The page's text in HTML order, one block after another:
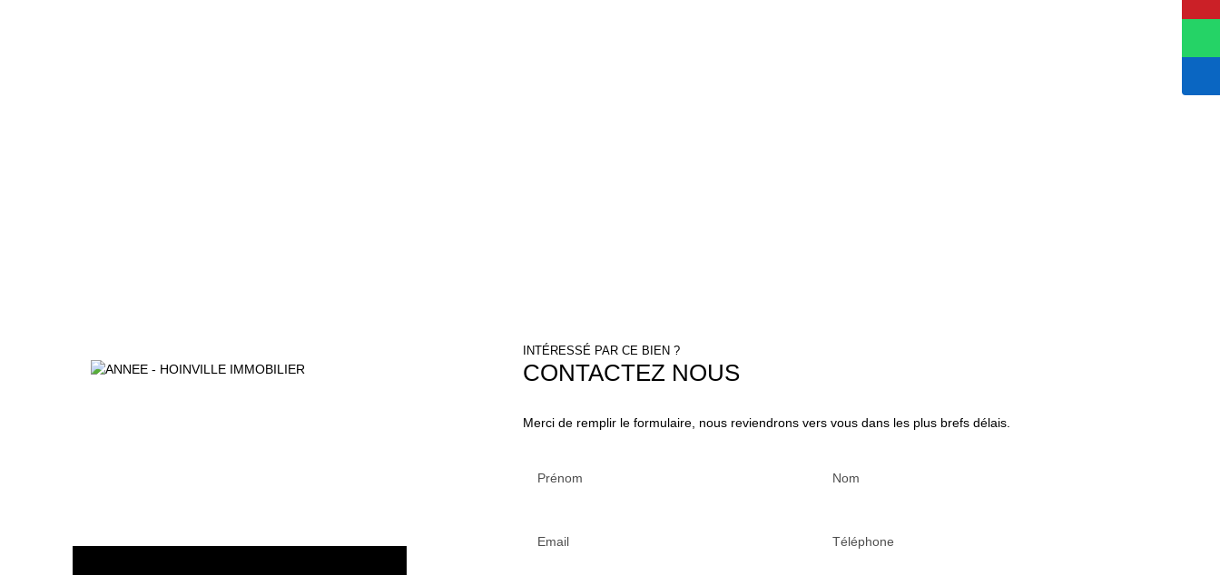
INTÉRESSÉ PAR CE BIEN ?
CONTACTEZ NOUS
Merci de remplir le formulaire, nous reviendrons vers vous dans les plus brefs délais.
Prénom Nom
Email Téléphone